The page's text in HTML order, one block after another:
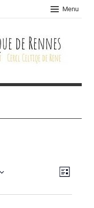
Menu
par
Liste